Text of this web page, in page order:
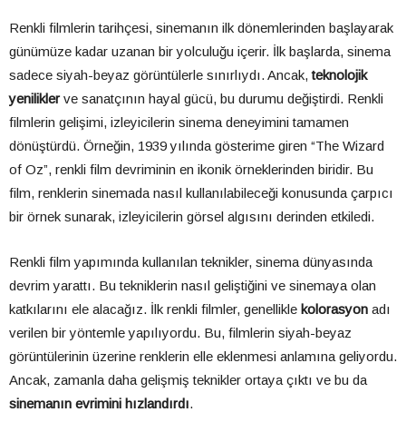
Renkli filmlerin tarihçesi, sinemanın ilk dönemlerinden başlayarak
günümüze kadar uzanan bir yolculuğu içerir. İlk başlarda, sinema
sadece siyah-beyaz görüntülerle sınırlıydı. Ancak,teknolojik
yeniliklerve sanatçının hayal gücü, bu durumu değiştirdi. Renkli
filmlerin gelişimi, izleyicilerin sinema deneyimini tamamen
dönüştürdü. Örneğin, 1939 yılında gösterime giren “The Wizard
of Oz”, renkli film devriminin en ikonik örneklerinden biridir. Bu
film, renklerin sinemada nasıl kullanılabileceği konusunda çarpıcı
bir örnek sunarak, izleyicilerin görsel algısını derinden etkiledi.
Renkli film yapımında kullanılan teknikler, sinema dünyasında
devrim yarattı. Bu tekniklerin nasıl geliştiğini ve sinemaya olan
katkılarını ele alacağız. İlk renkli filmler, genellikle kolorasyon adı
verilen bir yöntemle yapılıyordu. Bu, filmlerin siyah-beyaz
görüntülerinin üzerine renklerin elle eklenmesi anlamına geliyordu.
Ancak, zamanla daha gelişmiş teknikler ortaya çıktı ve bu da
sinemanın evrimini hızlandırdı.